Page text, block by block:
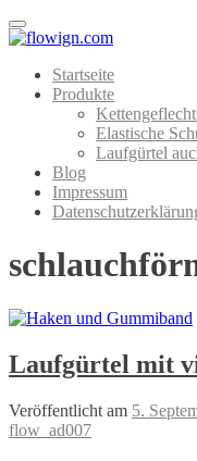
Menu
Startseite
Produkte
Elastische
Laufgürtel
Blog
Impressum
Laufgürtel mit
Veröffentlicht am 5.
flow_ad007